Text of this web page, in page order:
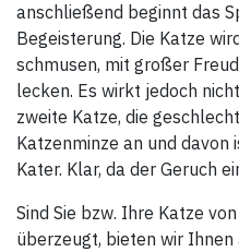
anschließend beginnt das
Begeisterung. Die Katze
schmusen, mit großer
lecken. Es wirkt jedoch
zweite Katze, die
Katzenminze an und
Kater. Klar, da der Geruch
Sind Sie bzw. Ihre Katze
überzeugt, bieten wir